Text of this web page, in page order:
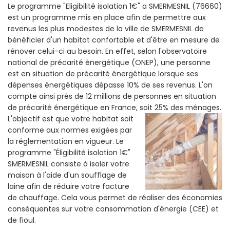
Le programme "Eligibilité isolation 1€" a SMERMESNIL (76660)
est un programme mis en place afin de permettre aux
revenus les plus modestes de la ville de SMERMESNIL de
bénéficier d'un habitat confortable et d'être en mesure de
rénover celui-ci au besoin. En effet, selon l'observatoire
national de précarité énergétique (ONEP), une personne
est en situation de précarité énergétique lorsque ses
dépenses énergétiques dépasse 10% de ses revenus. L'on
compte ainsi près de 12 millions de personnes en situation
de précarité énergétique en France, soit 25% des ménages.
L'objectif est que votre habitat soit
conforme aux normes exigées par
la réglementation en vigueur. Le
programme "Éligibilité isolation 1€"
SMERMESNIL consiste à isoler votre
maison à l'aide d'un soufflage de
laine afin de réduire votre facture
de chauffage. Cela vous permet de réaliser des économies
conséquentes sur votre consommation d'énergie (CEE) et
de fioul.